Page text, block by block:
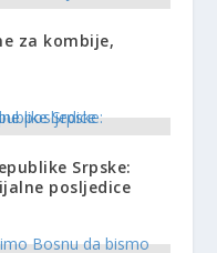
za kombije,
Srpske:
posljedice